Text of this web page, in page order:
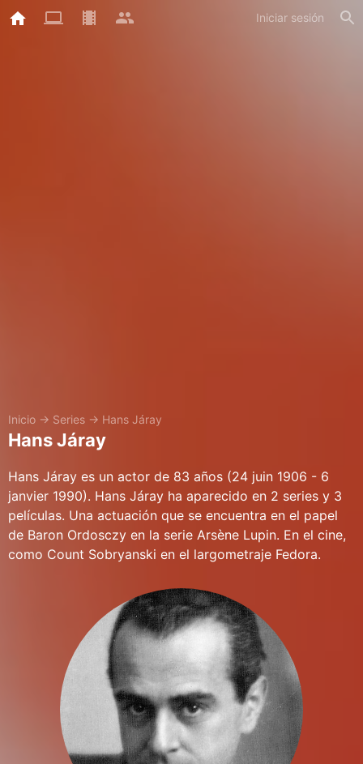
Iniciar sesión
Inicio → Series → Hans Járay
Hans Járay
Hans Járay es un actor de 83 años (24 juin 1906 - 6
janvier 1990). Hans Járay ha aparecido en 2 series y 3
películas. Una actuación que se encuentra en el papel
de Baron Ordosczy en la serie Arsène Lupin. En el cine,
como Count Sobryanski en el largometraje Fedora.